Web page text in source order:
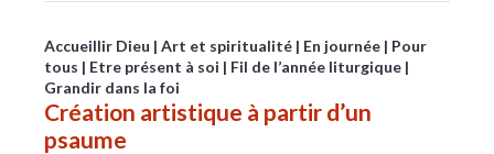
Accueillir Dieu Art et spiritualité En journée
Pour
tous
Etre présent à soi
Fil de l’année liturgique
Grandir dans la foi
Création artistique à partir d’un
psaume